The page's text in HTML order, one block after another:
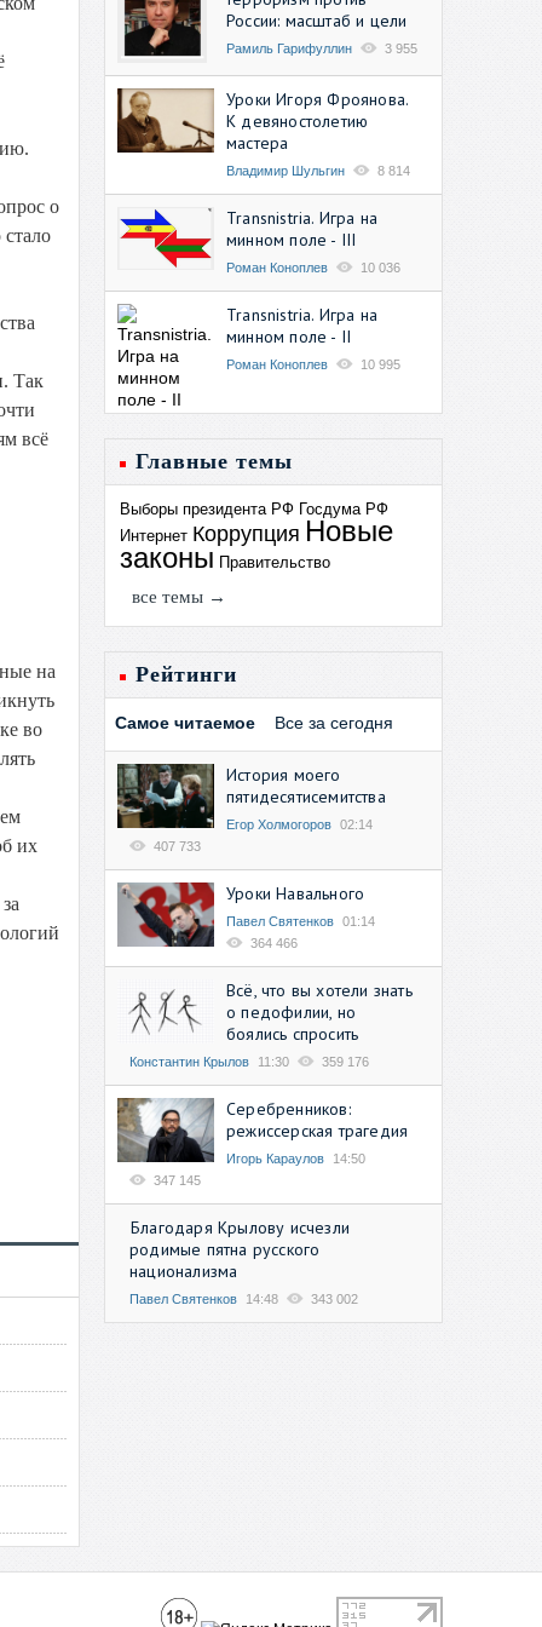
о
Так
всё
на
во
их
России: масштаб и цели
Рамиль Гарифуллин 3 955
Уроки Игоря Фроянова.
К девяностолетию
мастера
Владимир Шульгин 8 814
Transnistria. Игра на
минном поле - III
Роман Коноплев 10 036
Transnistria. Игра на
минном поле - II
Роман Коноплев 10 995
Главные темы
Выборы президента РФ Госдума РФ
Интернет Коррупция Новые
законы Правительство
все темы →
Рейтинги
Самое читаемое Все за сегодня
История моего
пятидесятисемитства
Егор Холмогоров 02:14
407 733
Уроки Навального
Павел Святенков 01:14
364 466
Всё, что вы хотели знать
о педофилии, но
боялись спросить
Константин Крылов 11:30 359 176
Серебренников:
режиссерская трагедия
Игорь Караулов
14:50
347 145
Благодаря Крылову исчезли
родимые пятна русского
национализма
Павел Святенков 14:48 343 002